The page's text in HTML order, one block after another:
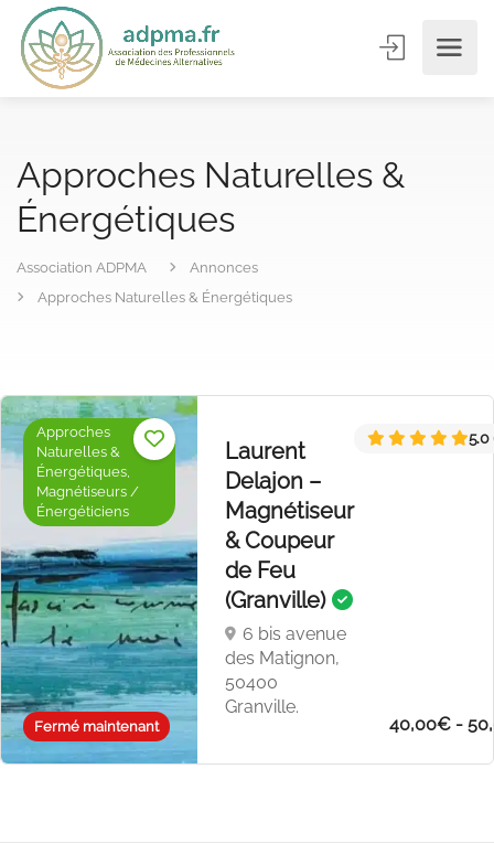
Approches Naturelles &
Énergétiques
Association ADPMA
Annonces
Approches Naturelles & Énergétiques
Fermé maintenant
Approches
Naturelles &
Énergétiques,
Magnétiseurs /
Énergéticiens
Laurent
Delajon –
Magnétiseur
& Coupeur
de Feu
(Granville)
6 bis avenue
des Matignon,
50400
Granville.
5.0
40,00€ -